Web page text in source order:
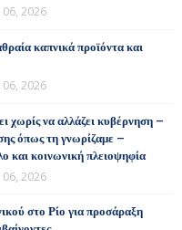
06, 2026
καπνικά προϊόντα και
06, 2026
χωρίς να αλλάζει κυβέρνηση –
όπως τη γνωρίζαμε –
και κοινωνική πλειοψηφία
06, 2026
στο Ρίο για προσάραξη